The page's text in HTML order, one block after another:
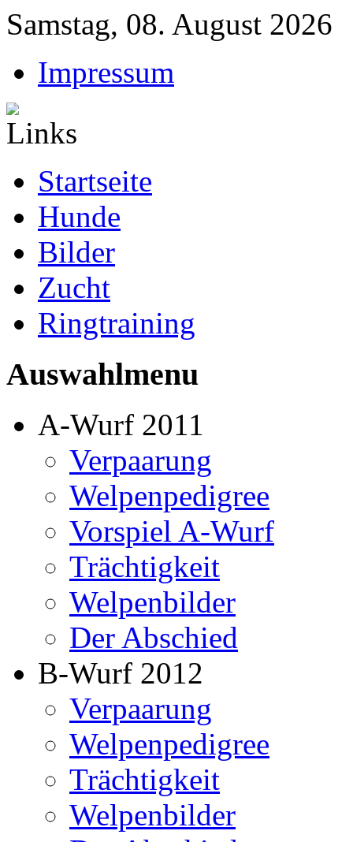
Samstag, 08. August 2026
Impressum
Startseite
Hunde
Bilder
Zucht
Ringtraining
Auswahlmenu
A-Wurf 2011
Verpaarung
Welpenpedigree
Vorspiel A-Wurf
Trächtigkeit
Welpenbilder
Der Abschied
B-Wurf 2012
Verpaarung
Welpenpedigree
Trächtigkeit
Welpenbilder